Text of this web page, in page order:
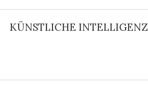
KÜNSTLICHE INTELLIGENZ